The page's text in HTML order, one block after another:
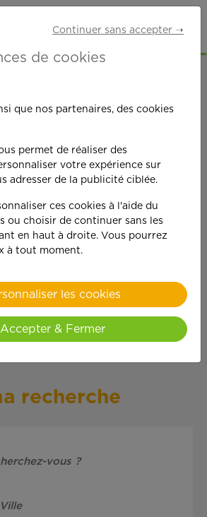
toujours plus
cœur !
recherche
Continuer sans accepter ➝
de cookies
que nos partenaires, des cookies
permet de réaliser des
votre expérience sur
adresser de la publicité ciblée.
ces cookies à l'aide du
ou choisir de continuer sans les
en haut à droite. Vous pourrez
à tout moment.
les cookies
Accepter & Fermer